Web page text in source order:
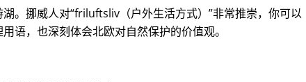
。挪威人对“friluftsliv（户外生活方式）”非常推崇，你可以
语，也深刻体会北欧对自然保护的价值观。